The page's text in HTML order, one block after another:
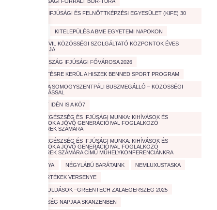
KATOLIKUS IFJÚSÁGI ÉS FELNŐTTKÉPZÉSI EGYESÜLET (KIFE) 30
KITELEPÜLÉS A BME EGYETEMI NAPOKON
KÜLHONI CIVIL KÖZÖSSÉGI SZOLGÁLTATÓ KÖZPONTOK ÉVES
TALÁLKOZÓJA
MAGYARORSZÁG IFJÚSÁGI FŐVÁROSA 2026
MEGHIRDETÉSRE KERÜL A HISZEK BENNED SPORT PROGRAM
MEGÚJULT A SOMOGYSZENTPÁLI BUSZMEGÁLLÓ – KÖZÖSSÉGI
ÖSSZEFOGÁSSAL
MENŐ VOLT IDÉN IS A KÖ7
MENTÁLIS EGÉSZSÉG ÉS IFJÚSÁGI MUNKA: KIHÍVÁSOK ÉS
MEGOLDÁSOK A JÖVŐ GENERÁCIÓIVAL FOGLALKOZÓ
SZAKEMBEREK SZÁMÁRA
MENTÁLIS EGÉSZSÉG ÉS IFJÚSÁGI MUNKA: KIHÍVÁSOK ÉS
MEGOLDÁSOK A JÖVŐ GENERÁCIÓIVAL FOGLALKOZÓ
SZAKEMBEREK SZÁMÁRA CÍMŰ MŰHELYKONFERENCIÁNKRA
MENTŐKUTYA NÉGYLÁBÚ BARÁTAINK NEMLUXUSTASKA
NEMZETI ÉRTÉKEK VERSENYE
OKOS MEGOLDÁSOK –GREENTECH ZALAEGERSZEG 2025
ÖNKÉNTESSÉG NAPJA A SKANZENBEN